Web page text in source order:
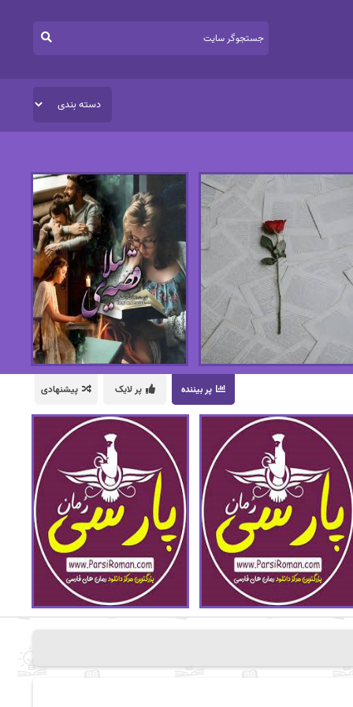
پر بیننده پر لایک پیشنهادی